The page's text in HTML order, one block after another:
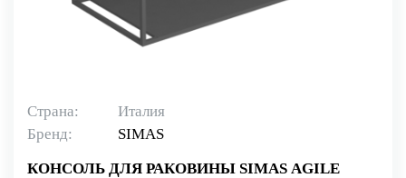
Страна:
Италия
Бренд:
SIMAS
КОНСОЛЬ ДЛЯ РАКОВИНЫ SIMAS AGILE